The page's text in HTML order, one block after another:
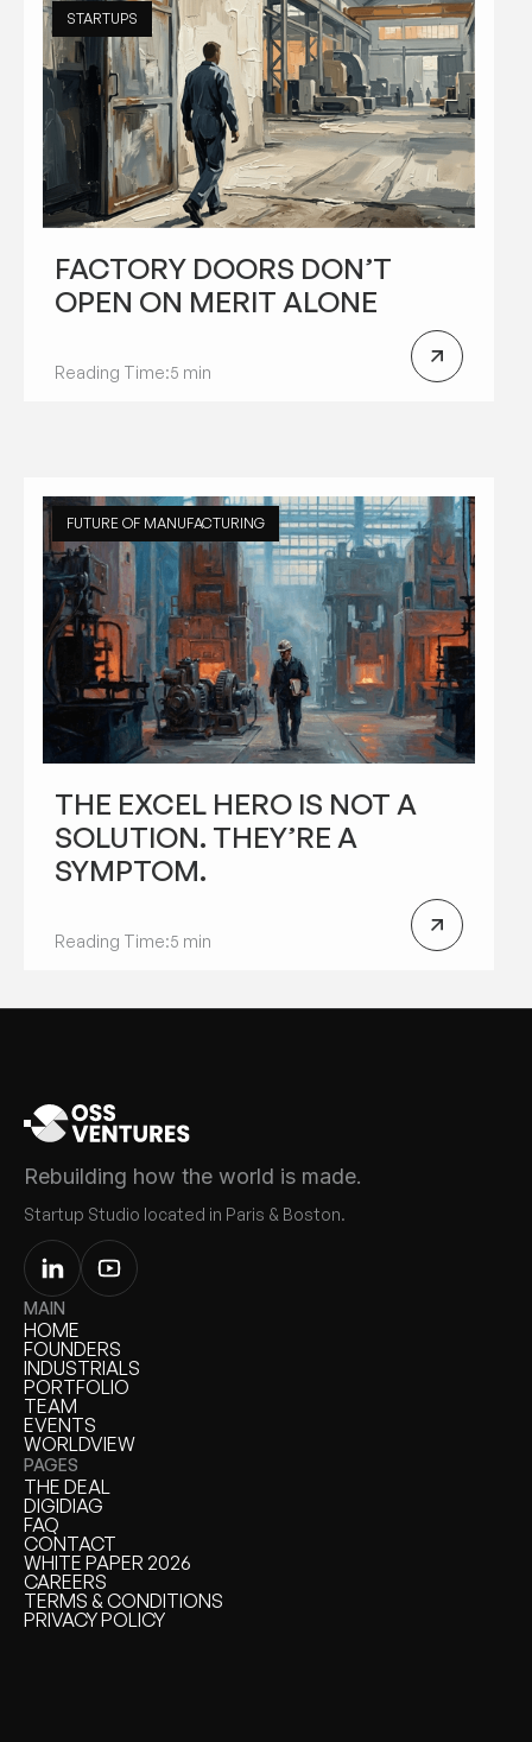
STARTUPS
FACTORY DOORS DON’T
OPEN ON MERIT ALONE
Reading Time:5 min
FUTURE OF MANUFACTURING
THE EXCEL HERO IS NOT A
SOLUTION. THEY’RE A
SYMPTOM.
Reading Time:5 min
Rebuilding how the world is made.
Startup Studio located in Paris & Boston.
MAIN
HOME
HOME
FOUNDERS
FOUNDERS
INDUSTRIALS
INDUSTRIALS
PORTFOLIO
PORTFOLIO
TEAM
TEAM
EVENTS
EVENTS
WORLDVIEW
WORLDVIEW
PAGES
THE DEAL
THE DEAL
DIGIDIAG
DIGIDIAG
FAQ
FAQ
CONTACT
CONTACT
WHITE PAPER 2026
WHITE PAPER
CAREERS
CAREERS
TERMS & CONDITIONS
TERMS & CONDITIONS
PRIVACY POLICY